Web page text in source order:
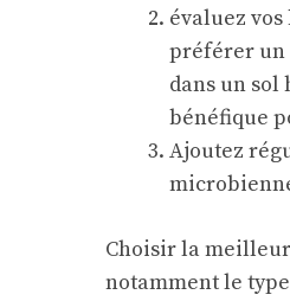
évaluez
préférer un
dans un sol
bénéfique
Ajoutez
Choisir la
notamment le